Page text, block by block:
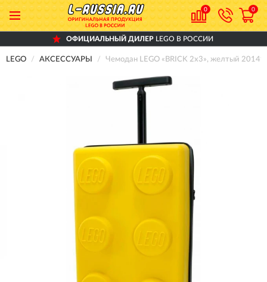
0 0
ОФИЦИАЛЬНЫЙ ДИЛЕР LEGO В РОССИИ
LEGO АКСЕССУАРЫ Чемодан LEGO «BRICK 2x3», желтый